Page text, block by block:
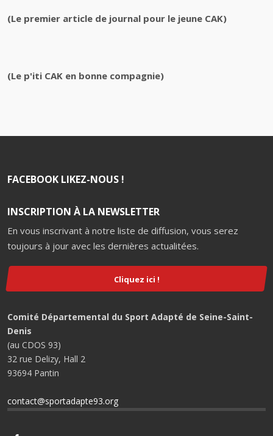
(Le premier article de journal pour le jeune CAK)
(Le p'iti CAK en bonne compagnie)
FACEBOOK LIKEZ-NOUS !
INSCRIPTION À LA NEWSLETTER
En vous inscrivant à notre liste de diffusion, vous serez
toujours à jour avec les dernières actualitées.
Cliquez ici !
Comité Départemental du Sport Adapté de Seine-Saint-
Denis
(au CDOS 93)
32 rue Delizy, Hall 2
93694 Pantin
contact@sportadapte93.org